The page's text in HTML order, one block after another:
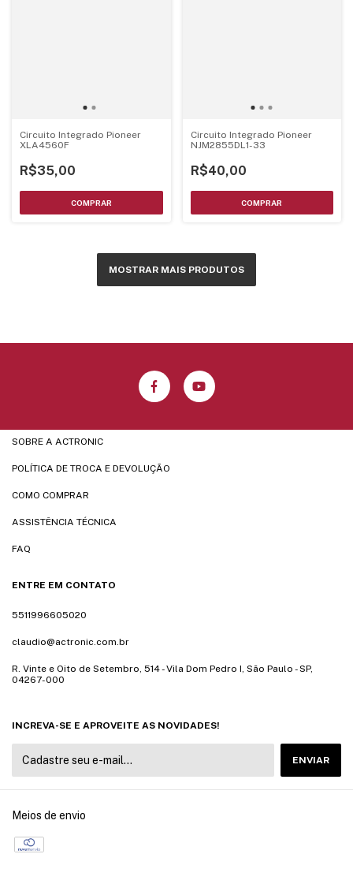
Circuito Integrado Pioneer
XLA4560F
R$35,00
Circuito Integrado Pioneer
NJM2855DL1-33
R$40,00
MOSTRAR MAIS PRODUTOS
SOBRE A ACTRONIC
POLÍTICA DE TROCA E DEVOLUÇÃO
COMO COMPRAR
ASSISTÊNCIA TÉCNICA
FAQ
ENTRE EM CONTATO
5511996605020
claudio@actronic.com.br
R. Vinte e Oito de Setembro, 514 - Vila Dom Pedro I, São Paulo - SP,
04267-000
INCREVA-SE E APROVEITE AS NOVIDADES!
Meios de envio